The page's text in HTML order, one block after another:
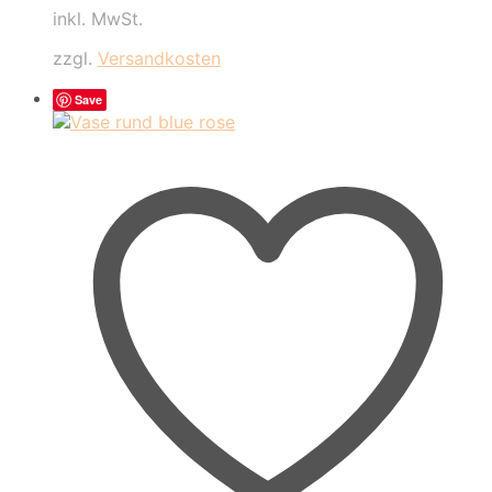
war:
inkl. MwSt.
zzgl. Versandkosten
Save